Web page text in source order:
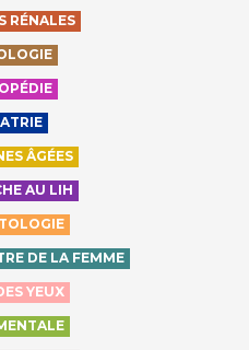
RÉNALES
ÂGÉES
AU LIH
DE LA FEMME
YEUX